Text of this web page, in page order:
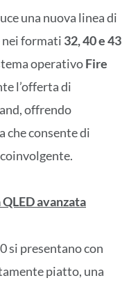
una nuova linea di
nei formati 32, 40 e 43
operativoFire
l’offerta di
offrendo
che consente di
avanzata
si presentano con
piatto, una